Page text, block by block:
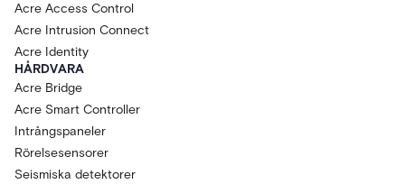
Acre Access Control
Acre Intrusion Connect
Acre Identity
HÅRDVARA
Acre Bridge
Acre Smart Controller
Intrångspaneler
Rörelsesensorer
Seismiska detektorer